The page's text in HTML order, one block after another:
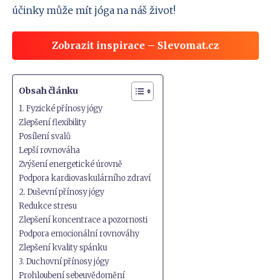
účinky může mít jóga na náš život!
Zobrazit inspirace – Slevomat.cz
Obsah článku
1. Fyzické přínosy jógy
Zlepšení flexibility
Posílení svalů
Lepší rovnováha
Zvýšení energetické úrovně
Podpora kardiovaskulárního zdraví
2. Duševní přínosy jógy
Redukce stresu
Zlepšení koncentrace a pozornosti
Podpora emocionální rovnováhy
Zlepšení kvality spánku
3. Duchovní přínosy jógy
Prohloubení sebeuvědomění